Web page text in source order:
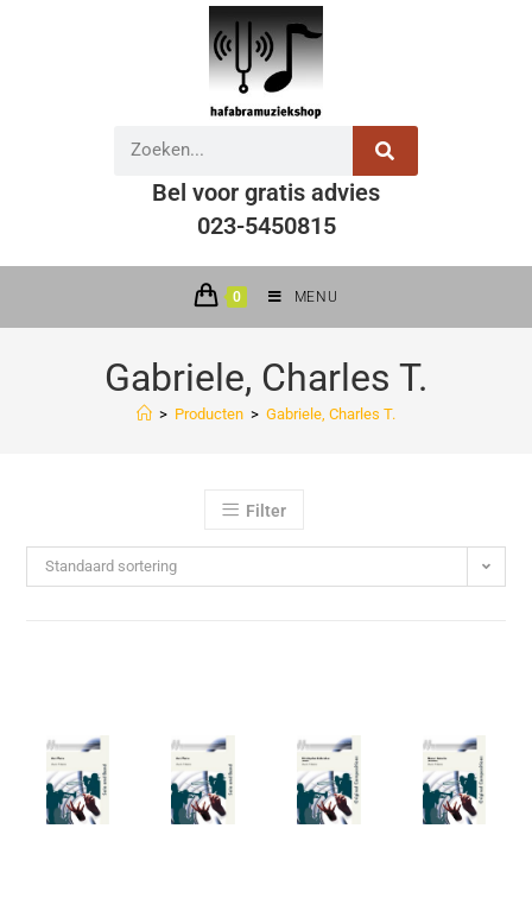
Bel voor gratis advies
023-5450815
0 MENU
Gabriele, Charles T.
> Producten > Gabriele, Charles T.
Filter
Standaard sortering